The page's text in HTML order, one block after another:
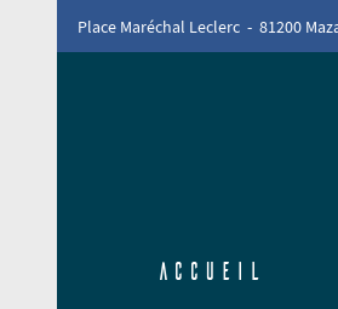
Place Maréchal Leclerc - 81200
Accueil